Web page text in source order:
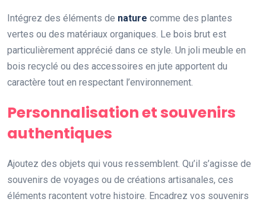
Intégrez des éléments de nature comme des plantes
vertes ou des matériaux organiques. Le bois brut est
particulièrement apprécié dans ce style. Un joli meuble en
bois recyclé ou des accessoires en jute apportent du
caractère tout en respectant l’environnement.
Personnalisation et souvenirs
authentiques
Ajoutez des objets qui vous ressemblent. Qu’il s’agisse de
souvenirs de voyages ou de créations artisanales, ces
éléments racontent votre histoire. Encadrez vos souvenirs